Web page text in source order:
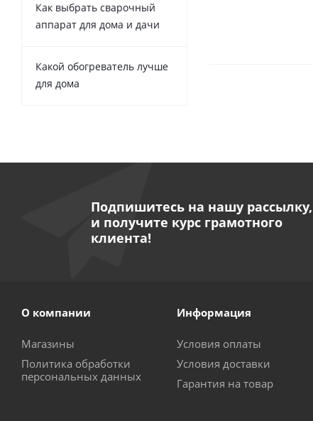
Как выбрать сварочный
аппарат для дома и дачи
Какой обогреватель лучше
для дома
Подпишитесь на нашу рассылку,
и получите курс грамотного
клиента!
О компании
Магазины
Политика обработки
персональных данных
Информация
Условия оплаты
Условия доставки
Гарантия на товар